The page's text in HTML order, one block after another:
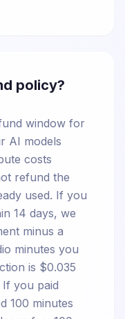
policy?
window for
AI models
costs
refund the
used. If you
14 days, we
minus a
minutes you
is $0.035
If you paid
100 minutes